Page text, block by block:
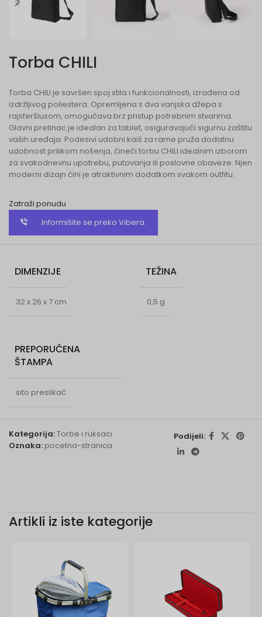
Torba CHILI
Torba CHILI je savršen spoj stila i funkcionalnosti, izrađena od
izdržljivog poliestera. Opremljena s dva vanjska džepa s
rajsferšlusom, omogućava brz pristup potrebnim stvarima.
Glavni pretinac je idealan za tablet, osiguravajući sigurnu zaštitu
vaših uređaja. Podesivi udobni kaiš za rame pruža dodatnu
udobnost prilikom nošenja, čineći torbu CHILI idealnim izborom
za svakodnevnu upotrebu, putovanja ili poslovne obaveze. Njen
moderni dizajn čini je atraktivnim dodatkom svakom outfitu.
Zatraži ponudu
Informišite se preko Vibera.
DIMENZIJE
32 x 26 x 7 cm
TEŽINA
0,5 g
PREPORUČENA
ŠTAMPA
sito preslikač
Kategorija:Torbe i ruksaci
Oznaka: pocetna-stranica
Podijeli:
Artikli iz iste kategorije